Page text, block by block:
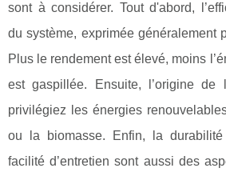
sont à considérer. Tout d'abord,
du système, exprimée généralement
Plus le rendement est élevé, moins
est gaspillée. Ensuite, l’origine de
privilégiez les énergies
ou la biomasse. Enfin, la
facilité d’entretien sont aussi des